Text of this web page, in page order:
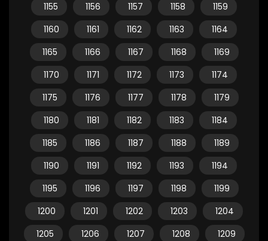
1155
1156 1157 1158
1159
1160
1161 1162 1163
1164
1165
1166 1167 1168
1169
1170
1171 1172 1173
1174
1175
1176 1177 1178
1179
1180
1181 1182 1183
1184
1185
1186 1187 1188
1189
1190
1191 1192 1193
1194
1195
1196 1197 1198
1199
1200
1201 1202 1203
1204
1205
1206 1207 1208
1209